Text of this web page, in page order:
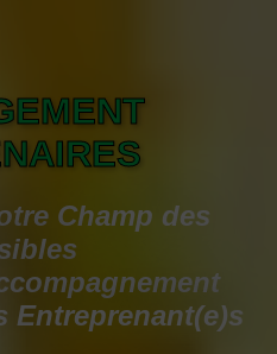
Champ des
Entreprenant(e)s